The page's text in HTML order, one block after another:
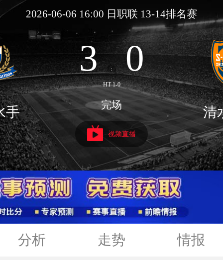
2026-06-06 16:00 日职联 13-14排名赛
3 : 0
HT 1-0
手 完场 清
视频直播
分析 走势 情报